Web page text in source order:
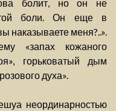
болит, но он не
боли. Он еще в
наказываете меня?..».
«запах кожаного
горьковатый дым
духа».
неординарностью